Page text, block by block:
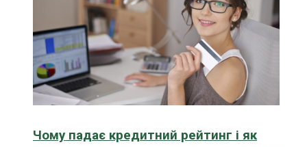
Чому падає кредитний рейтинг і як